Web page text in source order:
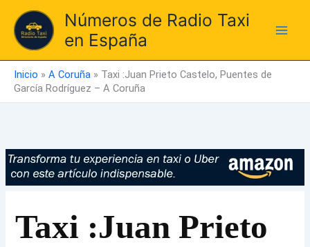
contenido
Números de Radio Taxi
en España
Inicio » A Coruña » Taxi :Juan Prieto Castelo, Puentes de
García Rodríguez – A Coruña
Taxi :Juan Prieto